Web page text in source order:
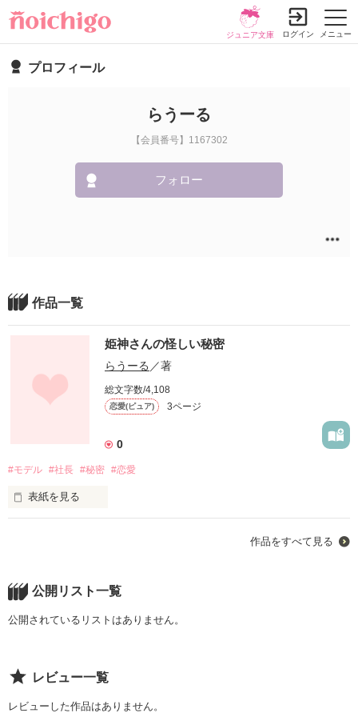
メニュー
ジュニア文庫 ログイン
プロフィール
らうーる
【会員番号】1167302
フォロー
作品一覧
姫神さんの怪しい秘密
らうーる ／著
総文字数/4,108
恋愛(ピュア) 3ページ
0
#モデル #社長 #秘密 #恋愛
表紙を見る
でも、私が出来ることなんて限られていて
作品をすべて見る
公開リスト一覧
公開されているリストはありません。
レビュー一覧
レビューした作品はありません。